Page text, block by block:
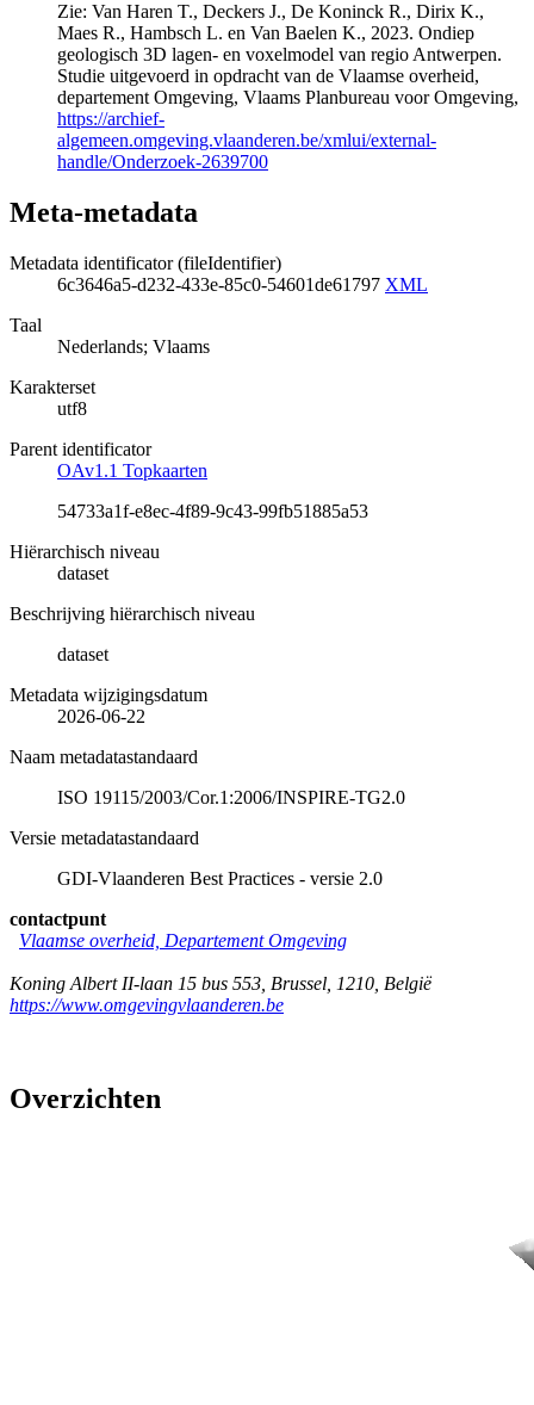
Zie: Van Haren T., Deckers J., De Koninck R., Dirix K.,
Maes R., Hambsch L. en Van Baelen K., 2023. Ondiep
geologisch 3D lagen- en voxelmodel van regio Antwerpen.
Studie uitgevoerd in opdracht van de Vlaamse overheid,
departement Omgeving, Vlaams Planbureau voor Omgeving,
https://archief-
algemeen.omgeving.vlaanderen.be/xmlui/external-
handle/Onderzoek-2639700
Meta-metadata
Metadata identificator (fileIdentifier)
6c3646a5-d232-433e-85c0-54601de61797 XML
Taal
Nederlands; Vlaams
Karakterset
utf8
Parent identificator
OAv1.1 Topkaarten
54733a1f-e8ec-4f89-9c43-99fb51885a53
Hiërarchisch niveau
dataset
Beschrijving hiërarchisch niveau
dataset
Metadata wijzigingsdatum
2026-06-22
Naam metadatastandaard
ISO 19115/2003/Cor.1:2006/INSPIRE-TG2.0
Versie metadatastandaard
GDI-Vlaanderen Best Practices - versie 2.0
contactpunt
Vlaamse overheid, Departement Omgeving
Koning Albert II-laan 15 bus 553 Brussel 1210 België
https://www.omgevingvlaanderen.be
Overzichten